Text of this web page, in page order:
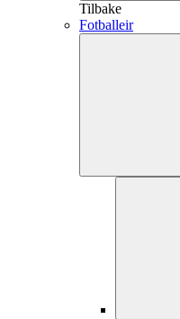
Tilbake
Fotballeir